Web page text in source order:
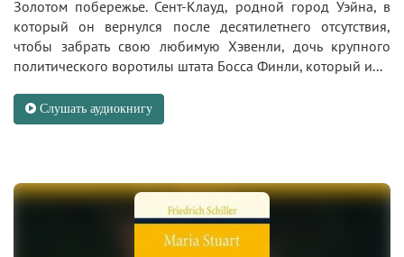
Золотом побережье. Сент-Клауд, родной город Уэйна, в
который он вернулся после десятилетнего отсутствия,
чтобы забрать свою любимую Хэвенли, дочь крупного
политического воротилы штата Босса Финли, который и...
Слушать аудиокнигу